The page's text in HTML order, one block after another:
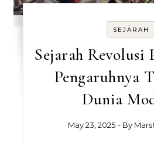
SEJARAH
Sejarah Revolusi
Pengaruhnya
Dunia
May 23, 2025 - By